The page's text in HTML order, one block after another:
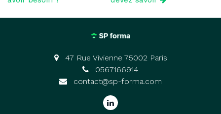
47 Rue Vivienne 75002 Paris
0567166914
contact@sp-forma.com